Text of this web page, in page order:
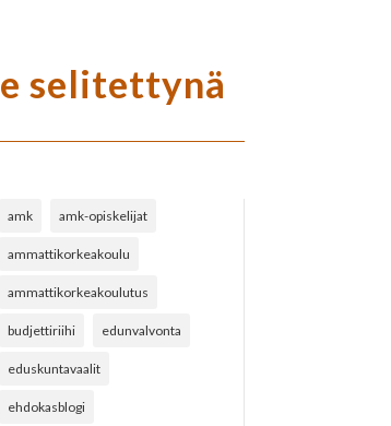
selitettynä
amk amk-opiskelijat
ammattikorkeakoulu
ammattikorkeakoulutus
budjettiriihi edunvalvonta
eduskuntavaalit
ehdokasblogi